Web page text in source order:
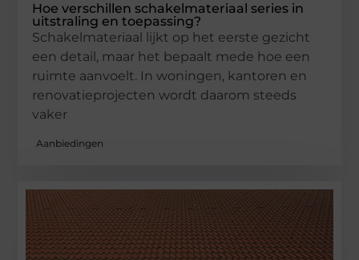
Hoe verschillen schakelmateriaal series in
uitstraling en toepassing?
Schakelmateriaal lijkt op het eerste gezicht
een detail, maar het bepaalt mede hoe een
ruimte aanvoelt. In woningen, kantoren en
renovatieprojecten wordt daarom steeds
vaker
Aanbiedingen